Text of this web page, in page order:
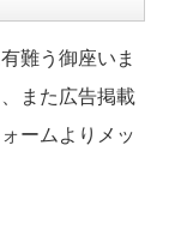
難う御座いま
また広告掲載
ームよりメッ